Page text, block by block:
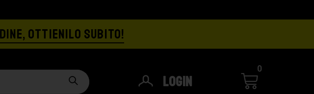
DA €129
OTTIENILO SUBITO!
Login
0